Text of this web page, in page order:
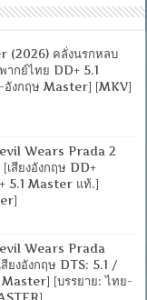
(2026) คลั่งนรกหลบ
ากย์ไทย DD+ 5.1
งกฤษ Master] [MKV]
Wears Prada 2
เสียงอังกฤษ DD+
5.1 Master แท้.]
Wears Prada
ยงอังกฤษ DTS: 5.1 /
[บรรยาย: ไทย-